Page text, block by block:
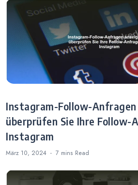
Instagram-Follow-Anfragen
überprüfen Sie Ihre Follow-
Instagram
März 10, 2024 7 mins Read